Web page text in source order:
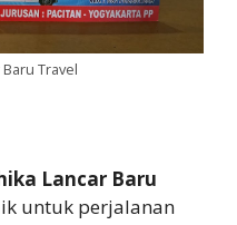
Travel
Lancar Baru
untuk perjalanan